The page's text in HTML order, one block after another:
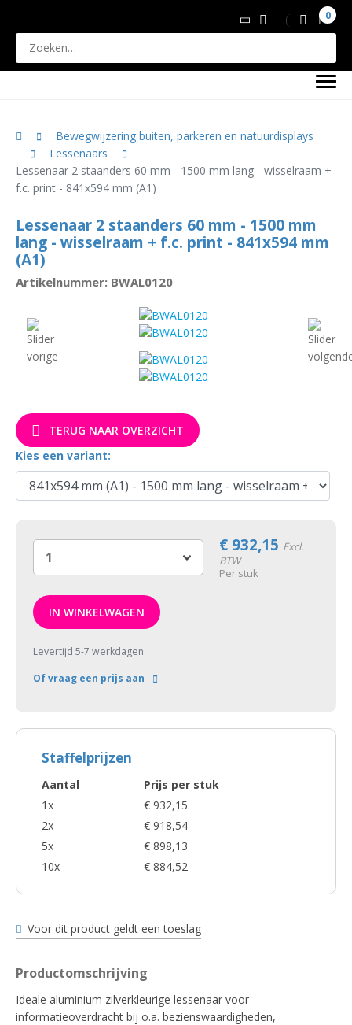
0
Bewegwijzering buiten, parkeren en natuurdisplays
Lessenaars
Lessenaar 2 staanders 60 mm - 1500 mm lang - wisselraam +
f.c. print - 841x594 mm (A1)
Lessenaar 2 staanders 60 mm - 1500 mm
lang - wisselraam + f.c. print - 841x594 mm
(A1)
Artikelnummer: BWAL0120
TERUG NAAR OVERZICHT
Kies een variant:
€ 932,15 Excl.
BTW
Per stuk
IN WINKELWAGEN
Levertijd 5-7 werkdagen
Of vraag een prijs aan
Staffelprijzen
Aantal
Prijs per stuk
1x
€ 932,15
2x
€ 918,54
5x
€ 898,13
10x
€ 884,52
Voor dit product geldt een toeslag
Productomschrijving
Ideale aluminium zilverkleurige lessenaar voor
informatieoverdracht bij o.a. bezienswaardigheden,